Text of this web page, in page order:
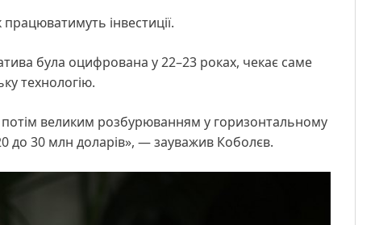
інвестиції.
була оцифрована у 22–23 роках, чекає саме
технологію.
потім великим розбурюванням у горизонтальному
до 30 млн доларів», — зауважив Коболєв.